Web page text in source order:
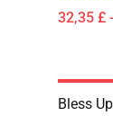
32,35 £
Bless